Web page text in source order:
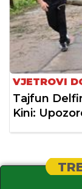
VJETROVI
Tajfun
Kini: